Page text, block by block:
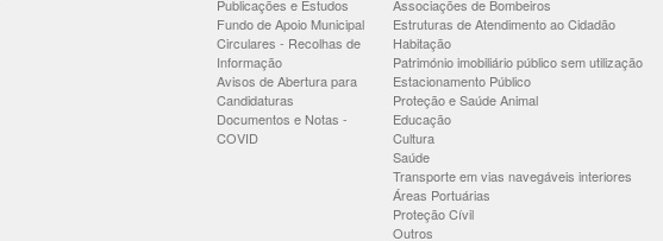
Publicações e Estudos
Fundo de Apoio Municipal
Circulares - Recolhas de
Informação
Avisos de Abertura para
Candidaturas
Documentos e Notas -
COVID
Associações de Bombeiros
Estruturas de Atendimento ao Cidadão
Habitação
Património imobiliário público sem utilização
Estacionamento Público
Proteção e Saúde Animal
Educação
Cultura
Saúde
Transporte em vias navegáveis interiores
Áreas Portuárias
Proteção Cívil
Outros